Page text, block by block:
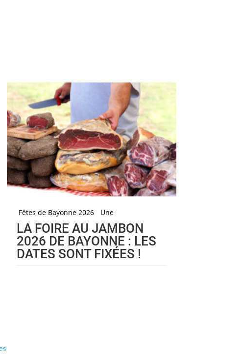
Fêtes de Bayonne 2026 Une
LA FOIRE AU JAMBON
2026 DE BAYONNE : LES
DATES SONT FIXÉES !